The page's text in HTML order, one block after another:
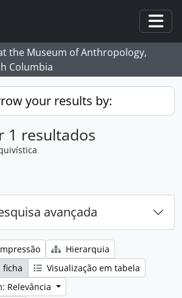
the Museum of Anthropology,
Columbia
your results by:
1 resultados
avançada
Hierarquia
ficha
Visualização em tabela
Relevância